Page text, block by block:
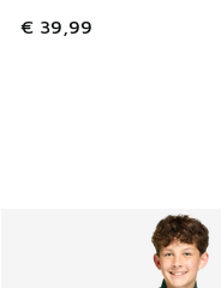
€ 39,99